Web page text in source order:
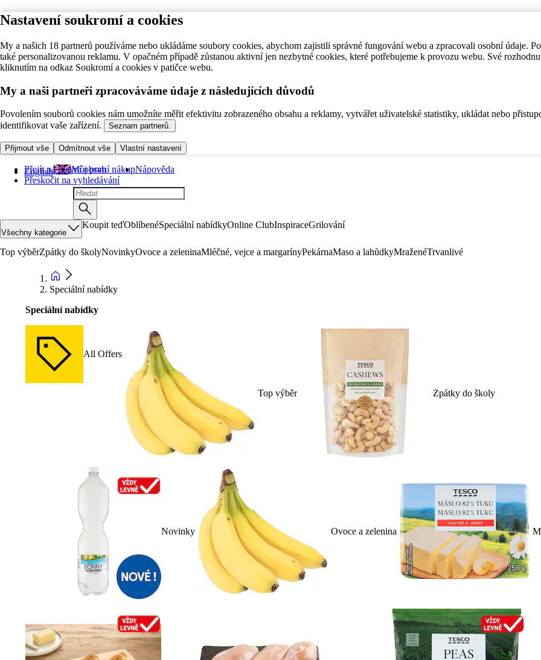
Nastavení soukromí a cookies
My a našich 18 partnerů používáme nebo ukládáme soubory cookies, abychom zajistili správné fungování webu a zpracovali osobní údaje.
také personalizovanou reklamu. V opačném případě zůstanou aktivní jen nezbytné cookies, které potřebujeme k provozu webu. Své
kliknutím na odkaz Soukromí a cookies v patičce webu.
My a naši partneři zpracováváme údaje z následujících důvodů
Povolením souborů cookies nám umožníte měřit efektivitu zobrazeného obsahu a reklamy, vytvářet uživatelské statistiky, ukládat nebo
identifikovat vaše zařízení.
Seznam partnerů.
Přijmout vše Odmítnout vše Vlastní nastavení
Přejít na hlavní obsah
Přeskočit na vyhledávání
English Můj první nákupNápověda
Všechny kategorie
Koupit teďOblíbenéSpeciální nabídkyOnline ClubInspiraceGrilování
Top výběrZpátky do školyNovinkyOvoce a zeleninaMléčné, vejce a margarínyPekárnaMaso a lahůdkyMraženéTrvanlivé
Speciální nabídky
Speciální nabídky
All Offers
Top výběr Zpátky do školy
Novinky Ovoce a zelenina